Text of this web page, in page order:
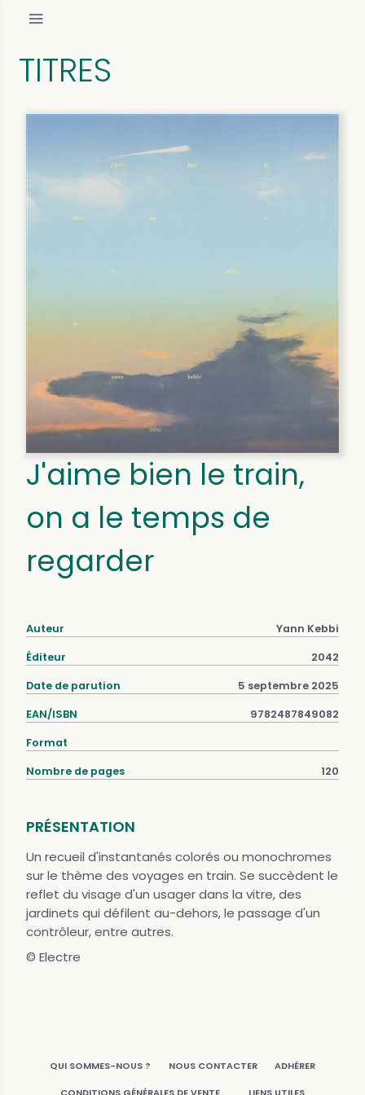
TITRES
J'aime bien le train,
on a le temps de
regarder
Auteur Yann Kebbi
Éditeur 2042
Date de parution 5 septembre 2025
EAN/ISBN 9782487849082
Format
Nombre de pages 120
PRÉSENTATION
Un recueil d'instantanés colorés ou monochromes
sur le thème des voyages en train. Se succèdent le
reflet du visage d'un usager dans la vitre, des
jardinets qui défilent au-dehors, le passage d'un
contrôleur, entre autres.
© Electre
QUI SOMMES-NOUS ? NOUS CONTACTER ADHÉRER